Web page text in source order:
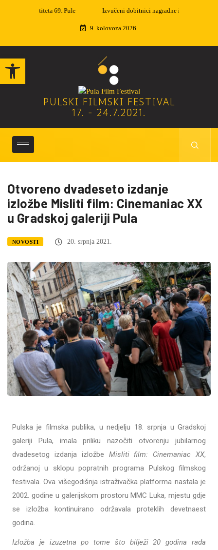
Open toolbar
Izvučeni dobitnici nagradne igre
9. kolovoza 2026.
PULSKI FILMSKI FESTIVAL
17. - 24.7.2021.
Otvoreno dvadeseto izdanje
izložbe Misliti film: Cinemaniac XX
u Gradskoj galeriji Pula
NOVOSTI 20. srpnja 2021.
Pulska je filmska publika, u nedjelju 18. srpnja u Gradskoj
galeriji Pula, imala priliku nazočiti otvorenju jubilarnog
dvadesetog izdanja izložbe Misliti film: Cinemaniac XX,
održanoj u sklopu popratnih programa Pulskog filmskog
festivala. Ova višegodišnja istraživačka platforma nastala je
2002. godine u galerijskom prostoru MMC Luka, mjestu gdje
se izložba kontinuirano održavala proteklih devetnaest
godina.
Izložba je izuzetna po tome što bilježi 20 godina rada